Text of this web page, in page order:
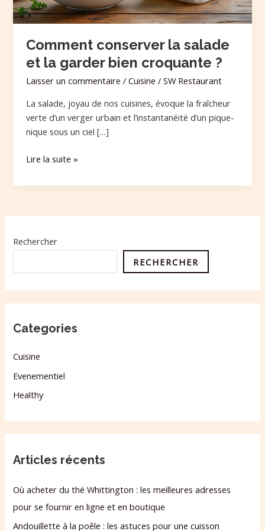
Comment conserver la salade
et la garder bien croquante ?
Laisser un commentaire /Cuisine /SW Restaurant
La salade, joyau de nos cuisines, évoque la fraîcheur
verte d’un verger urbain et l’instantanéité d’un pique-
nique sous un ciel […]
croquante
?
Lire la suite »
Rechercher
RECHERCHER
Categories
Cuisine
Evenementiel
Healthy
Articles récents
Où acheter du thé Whittington : les meilleures adresses
pour se fournir en ligne et en boutique
Andouillette à la poêle : les astuces pour une cuisson